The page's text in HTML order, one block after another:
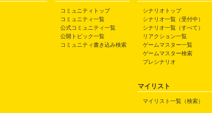
コミュニティトップ
コミュニティ一覧
公式コミュニティ一覧
公開トピック一覧
コミュニティ書き込み検索
シナリオトップ
シナリオ一覧（受付中）
シナリオ一覧（すべて）
リアクション一覧
ゲームマスター一覧
ゲームマスター検索
プレシナリオ
マイリスト
マイリスト一覧（検索）